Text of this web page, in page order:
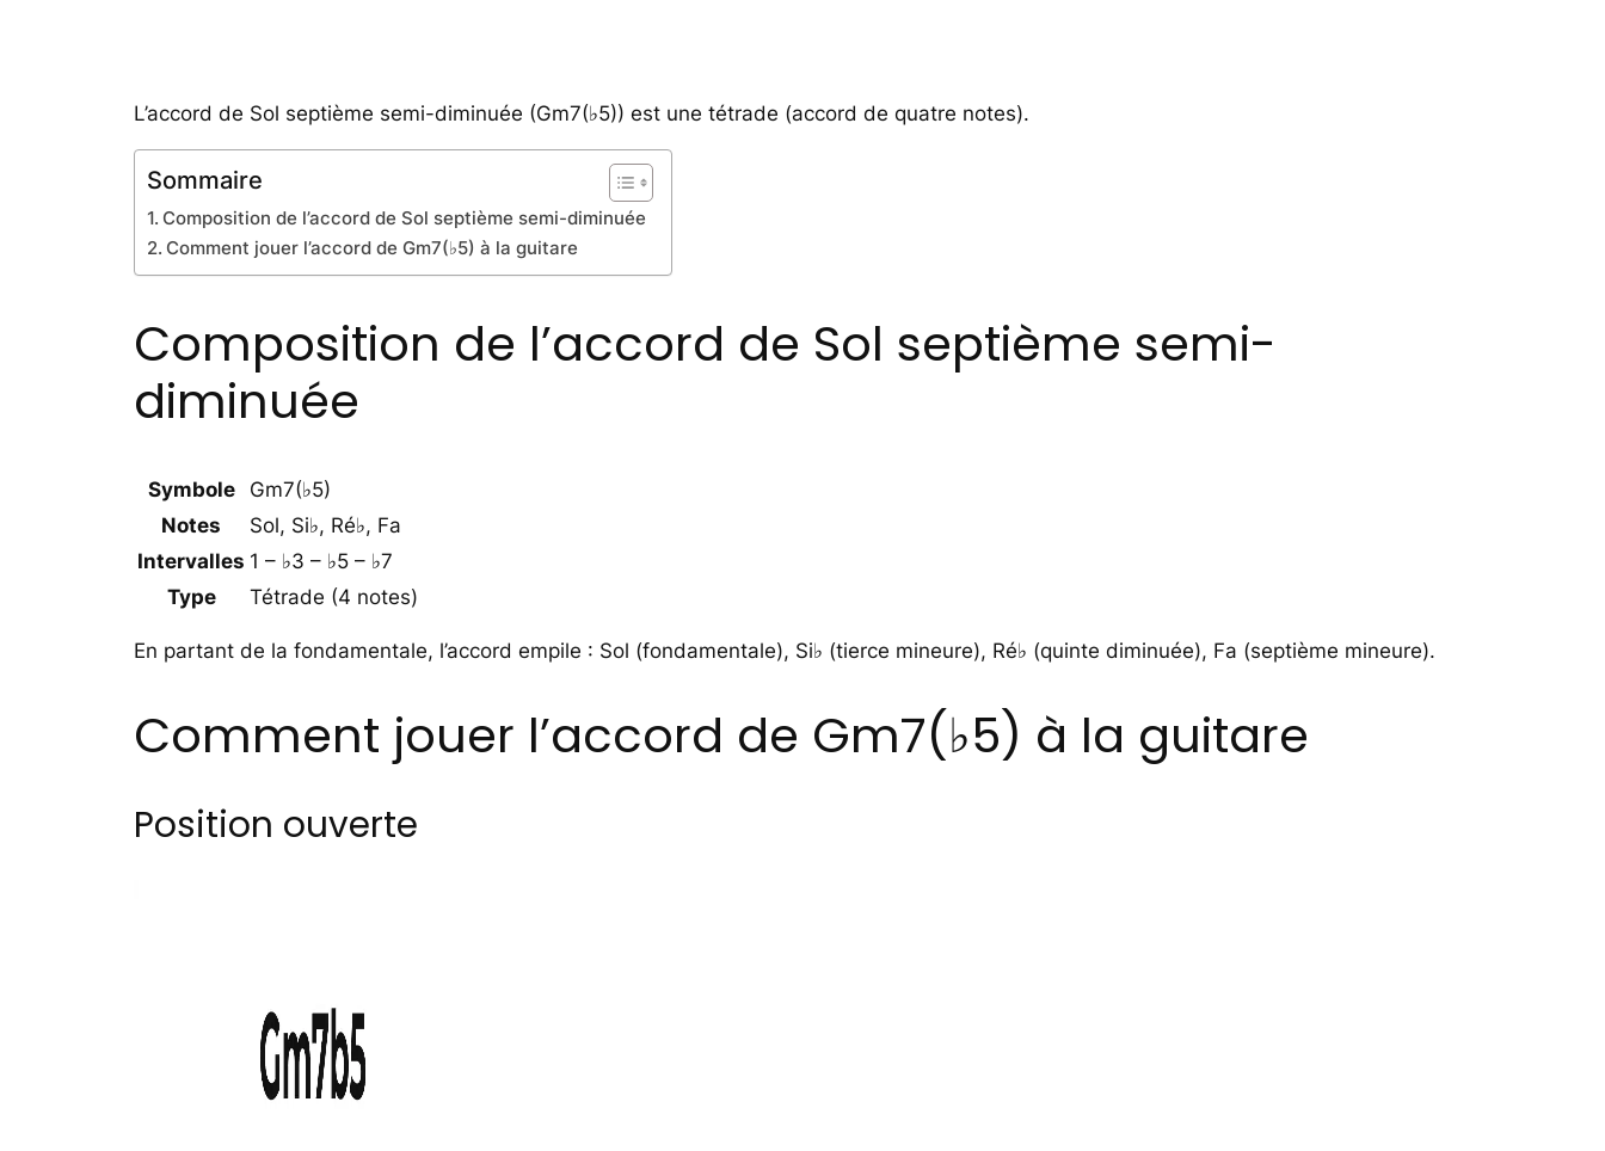
L’accord de Sol septième semi-diminuée (Gm7(♭5)) est une tétrade (accord de quatre notes).
Sommaire
Composition de l’accord de Sol septième semi-diminuée
Comment jouer l’accord de Gm7(♭5) à la guitare
Composition de l’accord de Sol septième semi-
diminuée
Symbole
Gm7(♭5)
Notes
Sol, Si♭, Ré♭, Fa
Intervalles 1 – ♭3 – ♭5 – ♭7
Type
Tétrade (4 notes)
En partant de la fondamentale, l’accord empile : Sol (fondamentale), Si♭ (tierce mineure), Ré♭ (quinte diminuée), Fa (septième mineure).
Comment jouer l’accord de Gm7(♭5) à la guitare
Position ouverte